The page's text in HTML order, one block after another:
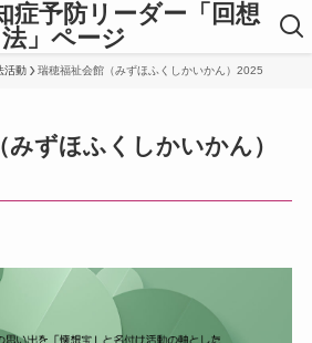
症予防リーダー「回想
法」ページ
活動 瑞穂福祉会館（みずほふくしかいかん）2025
みずほふくしかいかん）